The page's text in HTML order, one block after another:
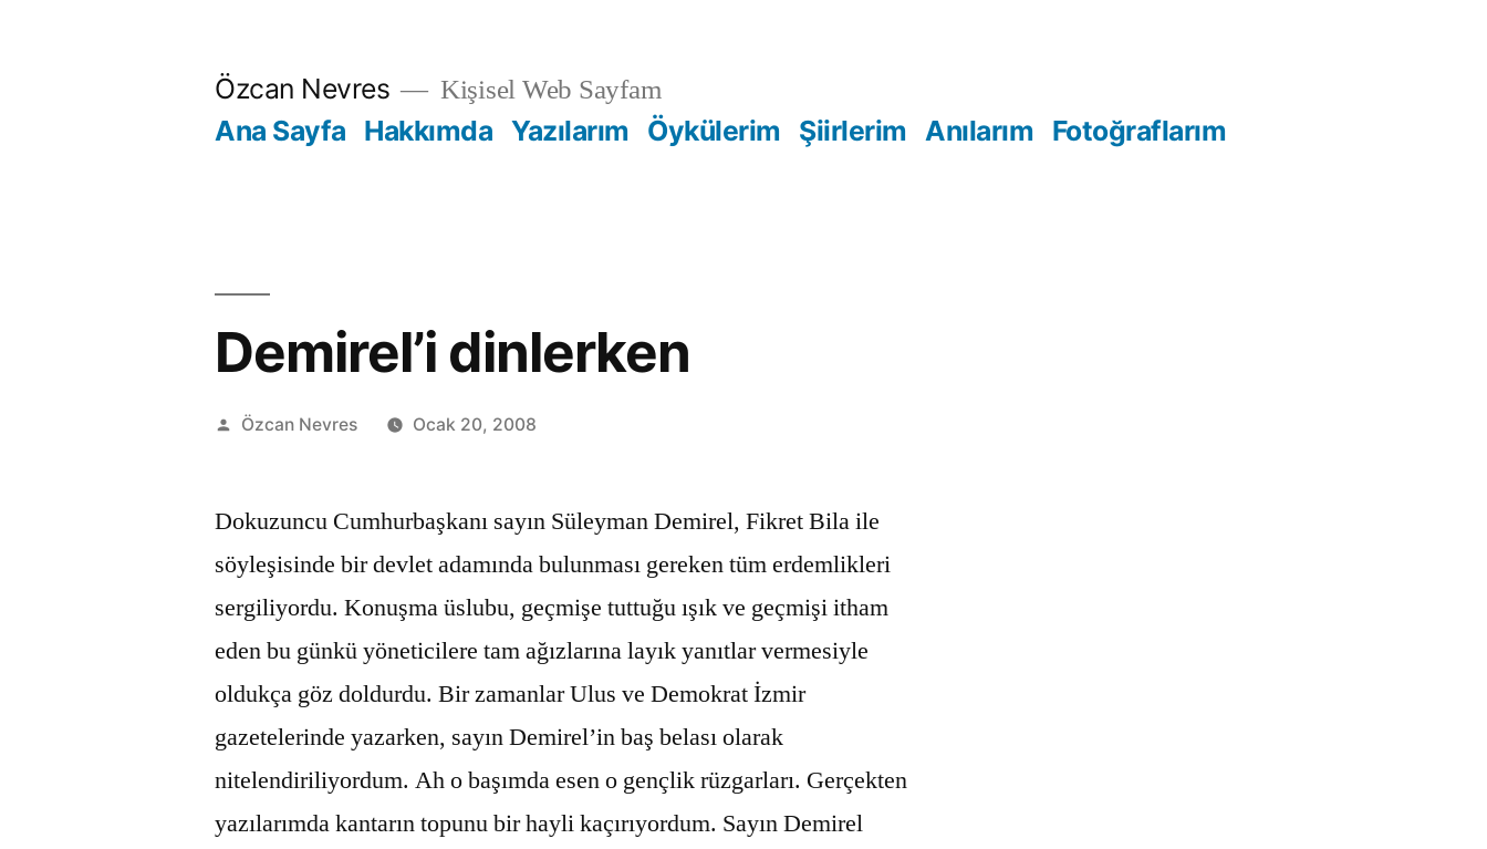
Özcan Nevres Kişisel Web Sayfam
Ana Sayfa Hakkımda Yazılarım Öykülerim Şiirlerim Anılarım Fotoğraflarım
Demirel’i dinlerken
Gönderen:
Özcan Nevres Ocak 20, 2008
Dokuzuncu Cumhurbaşkanı sayın Süleyman Demirel, Fikret Bila ile
söyleşisinde bir devlet adamında bulunması gereken tüm erdemlikleri
sergiliyordu. Konuşma üslubu, geçmişe tuttuğu ışık ve geçmişi itham
eden bu günkü yöneticilere tam ağızlarına layık yanıtlar vermesiyle
oldukça göz doldurdu. Bir zamanlar Ulus ve Demokrat İzmir
gazetelerinde yazarken, sayın Demirel’in baş belası olarak
nitelendiriliyordum. Ah o başımda esen o gençlik rüzgarları. Gerçekten
yazılarımda kantarın topunu bir hayli kaçırıyordum. Sayın Demirel